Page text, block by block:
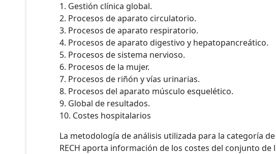
1. Gestión clínica global.
2. Procesos de aparato circulatorio.
3. Procesos de aparato respiratorio.
4. Procesos de aparato digestivo y hepatopancreático.
5. Procesos de sistema nervioso.
6. Procesos de la mujer.
7. Procesos de riñón y vías urinarias.
8. Procesos del aparato músculo esquelético.
9. Global de resultados.
10. Costes hospitalarios
La metodología de análisis utilizada para la categoría
RECH aporta información de los costes del conjunto